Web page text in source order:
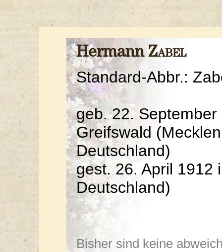
Hermann Zabel
Standard-Abbr.:
geb. 22.
Greifswald
Deutschland)
gest. 26. April 1912
Deutschland)
Bisher sind keine